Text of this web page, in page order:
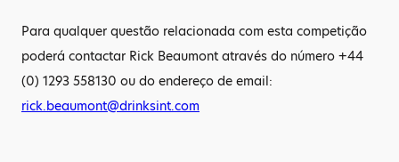
Para qualquer questão relacionada com esta competição
poderá contactar Rick Beaumont através do número +44
(0) 1293 558130 ou do endereço de email:
rick.beaumont@drinksint.com